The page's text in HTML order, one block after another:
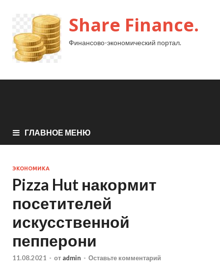
Share Finance.
Финансово-экономический портал.
ГЛАВНОЕ МЕНЮ
ЭКОНОМИКА
Pizza Hut накормит
посетителей
искусственной
пепперони
11.08.2021 - от admin - Оставьте комментарий